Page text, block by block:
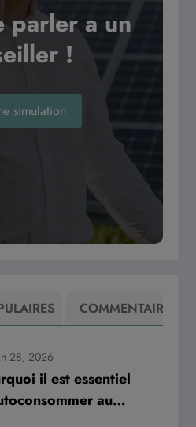
parler a un
!
simulation
COMMENTAIRE
28, 2026
il est essentiel
au